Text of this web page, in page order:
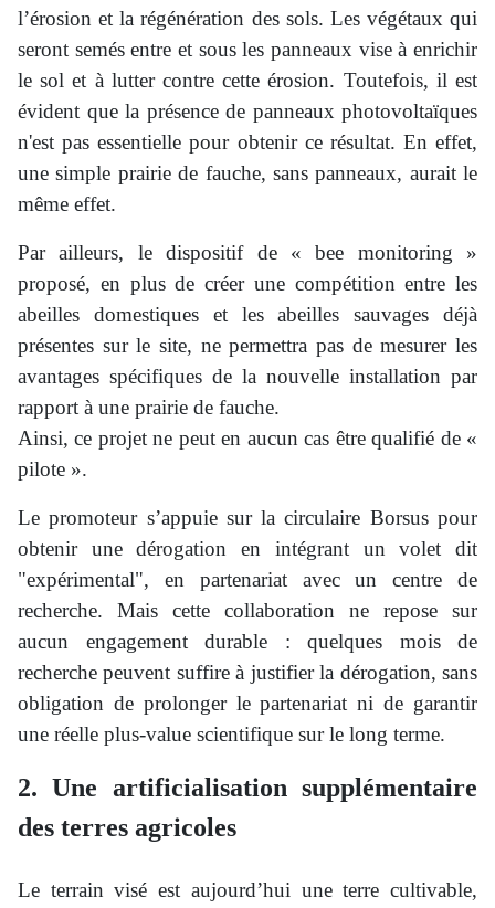
l’érosion et la régénération des sols. Les végétaux qui
seront semés entre et sous les panneaux vise à enrichir
le sol et à lutter contre cette érosion. Toutefois, il est
évident que la présence de panneaux photovoltaïques
n'est pas essentielle pour obtenir ce résultat. En effet,
une simple prairie de fauche, sans panneaux, aurait le
même effet.
Par ailleurs, le dispositif de « bee monitoring »
proposé, en plus de créer une compétition entre les
abeilles domestiques et les abeilles sauvages déjà
présentes sur le site, ne permettra pas de mesurer les
avantages spécifiques de la nouvelle installation par
rapport à une prairie de fauche.
Ainsi, ce projet ne peut en aucun cas être qualifié de «
pilote ».
Le promoteur s’appuie sur la circulaire Borsus pour
obtenir une dérogation en intégrant un volet dit
"expérimental", en partenariat avec un centre de
recherche. Mais cette collaboration ne repose sur
aucun engagement durable : quelques mois de
recherche peuvent suffire à justifier la dérogation, sans
obligation de prolonger le partenariat ni de garantir
une réelle plus-value scientifique sur le long terme.
2. Une artificialisation supplémentaire
des terres agricoles
Le terrain visé est aujourd’hui une terre cultivable,